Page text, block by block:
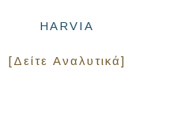
HARVIA
[Δείτε Αναλυτικά]